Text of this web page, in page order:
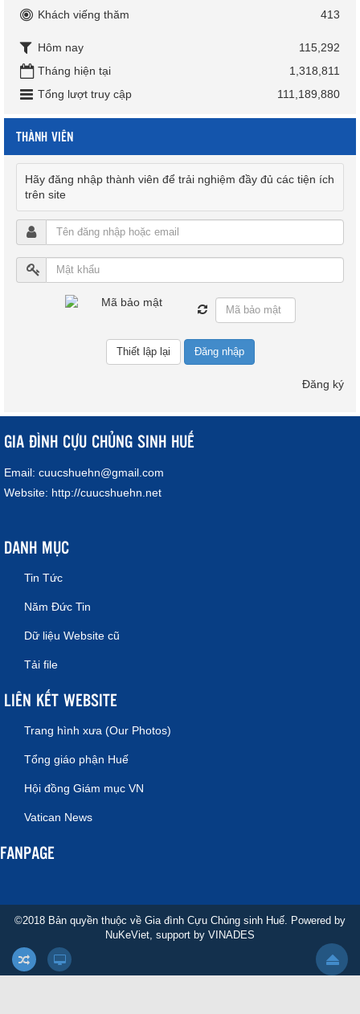
Khách viếng thăm
413
Hôm nay
115,292
Tháng hiện tại
1,318,811
Tổng lượt truy cập
111,189,880
THÀNH VIÊN
Hãy đăng nhập thành viên để trải nghiệm đầy đủ các tiện ích
trên site
Đăng nhập
Đăng ký
GIA ĐÌNH CỰU CHỦNG SINH HUẾ
Email: cuucshuehn@gmail.com
Website: http://cuucshuehn.net
DANH MỤC
Tin Tức
Năm Đức Tin
Dữ liệu Website cũ
Tải file
LIÊN KẾT WEBSITE
Trang hình xưa (Our Photos)
Tổng giáo phận Huế
Hội đồng Giám mục VN
Vatican News
FANPAGE
©2018 Bản quyền thuộc về Gia đình Cựu Chủng sinh Huế. Powered by
NuKeViet , support by VINADES